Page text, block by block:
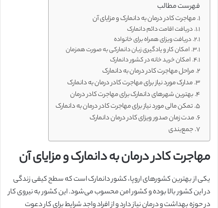
فهرست مطالب
مهاجرت کادر درمان به دانمارک و مزایای آن
دریافت اقامت دائم دانمارک
دریافت ویزای همراه برای خانواده
امکان کار و یادگیری زبان دانمارکی به صورت همزمان
امکان خرید خانه در کشور دانمارک
مراحل مهاجرت کادر درمان به دانمارک
مدارک مورد نیاز برای مهاجرت کادر درمان به دانمارک
بهترین شهرهای دانمارک برای مهاجرت کادر درمان
تمکن مالی مورد نیاز برای مهاجرت کادر درمان به دانمارک
مدت زمان صدور ویزای کادر درمان دانمارک
جمع‌بندی
مهاجرت کادر درمان به دانمارک و مزایای آن
یکی از بهترین کشورهای اروپا، کشور دانمارک است که سطح کیفی زندگی
در این کشور بالا بوده و کشور امن محسوب می‌شود. این کشور به نیروی کار
در حوزه بهداشت و درمان نیاز دارد و از افراد واجد شرایط برای کار دعوت